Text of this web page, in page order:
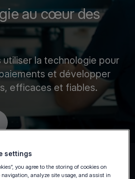
au cœur des
utiliser la technologie pour
et développer
efficaces et fiables.
settings
you agree to the storing of cookies on
analyze site usage, and assist in